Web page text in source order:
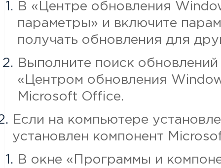
В «Центре обновления
параметры» и включите
получать обновления для
Выполните поиск
«Центром обновления
Microsoft Office.
Если на компьютере
установлен компонент
В окне «Программы и